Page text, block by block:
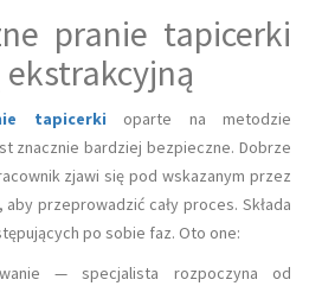
pranie tapicerki
tapicerki oparte na metodzie
znacznie bardziej bezpieczne. Dobrze
zjawi się pod wskazanym przez
przeprowadzić cały proces. Składa
po sobie faz. Oto one:
— specjalista rozpoczyna od